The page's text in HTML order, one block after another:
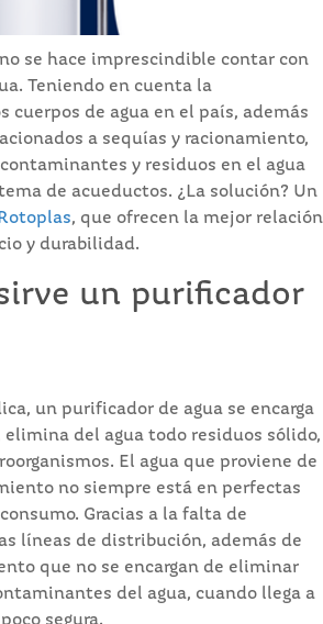
se hace imprescindible contar con
Teniendo en cuenta la
cuerpos de agua en el país, además
a sequías y racionamiento,
y residuos en el agua
de acueductos. ¿La solución? Un
, que ofrecen la mejor relación
y durabilidad.
un purificador
un purificador de agua se encarga
elimina del agua todo residuos sólido,
El agua que proviene de
no siempre está en perfectas
Gracias a la falta de
líneas de distribución, además de
que no se encargan de eliminar
del agua, cuando llega a
segura.